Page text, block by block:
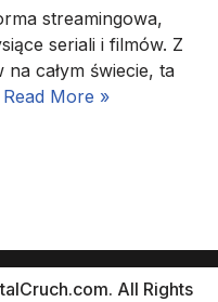
streamingowa,
seriali i filmów. Z
całym świecie, ta
Read More »
All Rights